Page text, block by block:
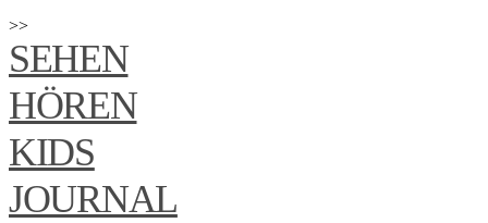
>>
SEHEN
HÖREN
KIDS
JOURNAL